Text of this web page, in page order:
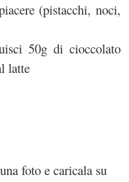
(pistacchi, noci,
50g di cioccolato
latte
foto e caricala su